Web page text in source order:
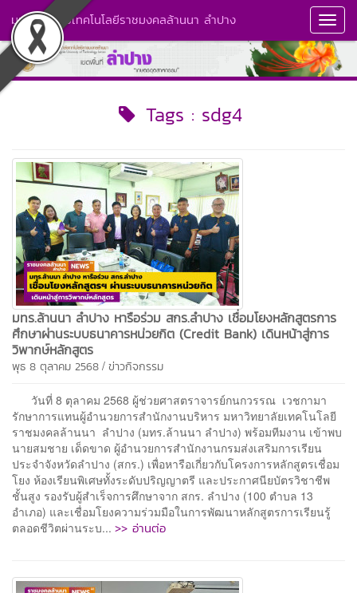
มหาวิทยาลัยเทคโนโลยีราชมงคลล้านนา ลำปาง
Tags : sdg4
มทร.ล้านนา ลำปาง หารือร่วม สกร.ลำปาง เชื่อมโยงหลักสูตรการ
ศึกษาผ่านระบบธนาคารหน่วยกิต (Credit Bank) เดินหน้าสู่การ
วิพากษ์หลักสูตร
พุธ 8 ตุลาคม 2568 / ข่าวกิจกรรม
วันที่ 8 ตุลาคม 2568 ผู้ช่วยศาสตราจารย์กนกวรรณ เวชกามา
รักษาการแทนผู้อำนวยการสำนักงานบริหาร มหาวิทยาลัยเทคโนโลยี
ราชมงคลล้านนา ลำปาง (มทร.ล้านนา ลำปาง) พร้อมทีมงาน เข้าพบ
นายสมชาย เด็ดขาด ผู้อำนวยการสำนักงานกรมส่งเสริมการเรียน
ประจำจังหวัดลำปาง (สกร.) เพื่อหารือเกี่ยวกับโครงการหลักสูตรเชื่อม
โยง ห้องเรียนพิเศษทั้งระดับปริญญาตรี และประกาศนียบัตรวิชาชีพ
ชั้นสูง รองรับผู้สำเร็จการศึกษาจาก สกร. ลำปาง (100 ตำบล 13
อำเภอ) และเชื่อมโยงความร่วมมือในการพัฒนาหลักสูตรการเรียนรู้
ตลอดชีวิตผ่านระบ... >> อ่านต่อ